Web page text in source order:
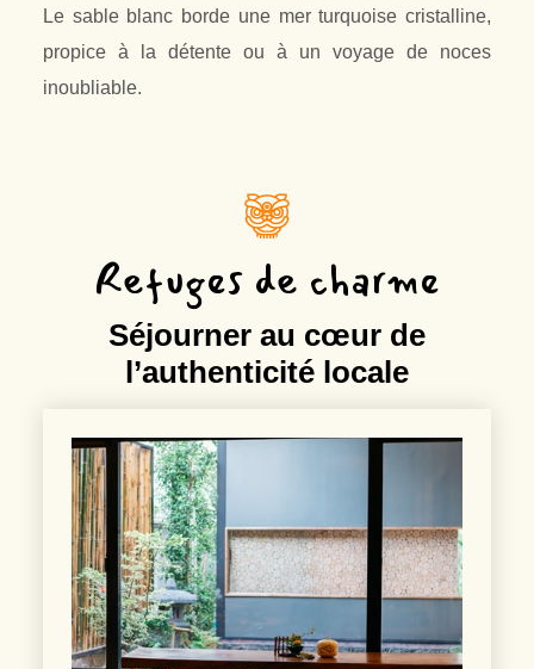
Le sable blanc borde une mer turquoise cristalline,
propice à la détente ou à un voyage de noces
inoubliable.
Refuges de charme
Séjourner au cœur de
l’authenticité locale